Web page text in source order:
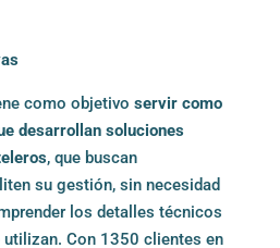
como objetivo servir como
desarrollan soluciones
, que buscan
su gestión, sin necesidad
los detalles técnicos
Con 1350 clientes en